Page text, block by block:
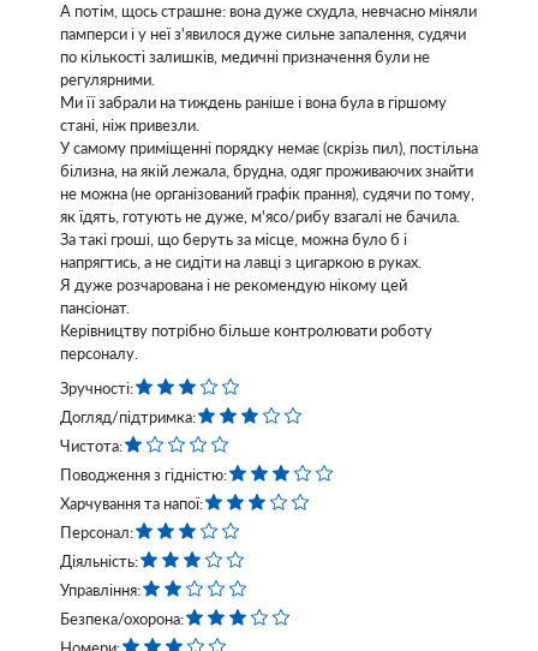
А потім, щось страшне: вона дуже схудла, невчасно міняли
памперси і у неї з'явилося дуже сильне запалення, судячи
по кількості залишків, медичні призначення були не
регулярними.
Ми її забрали на тиждень раніше і вона була в гіршому
стані, ніж привезли.
У самому приміщенні порядку немає (скрізь пил), постільна
білизна, на якій лежала, брудна, одяг проживаючих знайти
не можна (не організований графік прання), судячи по тому,
як їдять, готують не дуже, м'ясо/рибу взагалі не бачила.
За такі гроші, що беруть за місце, можна було б і
напрягтись, а не сидіти на лавці з цигаркою в руках.
Я дуже розчарована і не рекомендую нікому цей
пансіонат.
Керівництву потрібно більше контролювати роботу
персоналу.
Зручності:
Догляд/підтримка:
Чистота:
Поводження з гідністю:
Харчування та напої:
Персонал:
Діяльність:
Управління:
Безпека/охорона:
Номери: